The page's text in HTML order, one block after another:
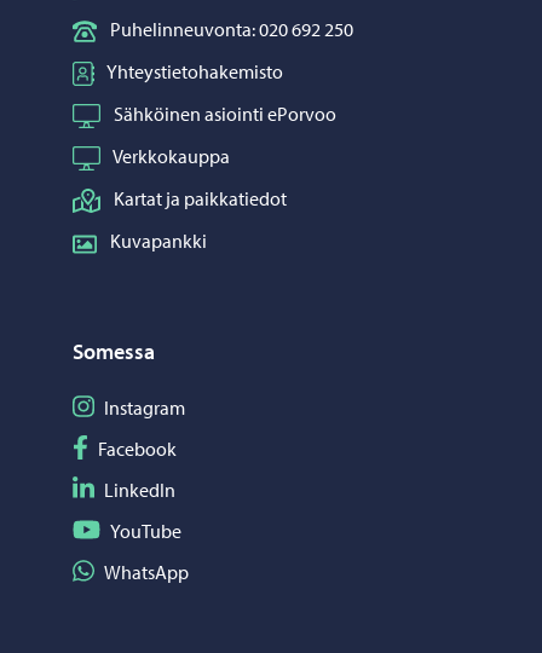
Puhelinneuvonta: 020 692 250
Yhteystietohakemisto
Sähköinen asiointi ePorvoo
Verkkokauppa
Kartat ja paikkatiedot
Kuvapankki
Somessa
Seuraa Instagram
Instagram
Seuraa Facebook
Facebook
Seuraa LinkedIn
LinkedIn
Seuraa YouTube
YouTube
Jaa WhatsApp
WhatsApp